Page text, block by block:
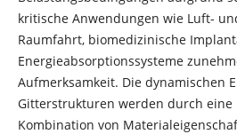
kritische Anwendungen wie Luft-
Raumfahrt, biomedizinische
Energieabsorptionssysteme
Aufmerksamkeit. Die dynamischen
Gitterstrukturen werden durch eine
Kombination von